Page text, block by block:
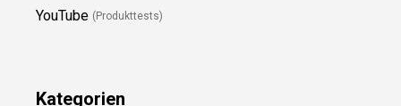
YouTube (Produkttests)
Kategorien